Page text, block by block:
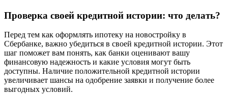
Проверка своей кредитной истории: что делать?
Перед тем как оформлять ипотеку на новостройку в
Сбербанке, важно убедиться в своей кредитной истории. Этот
шаг поможет вам понять, как банки оценивают вашу
финансовую надежность и какие условия могут быть
доступны. Наличие положительной кредитной истории
увеличивает шансы на одобрение заявки и получение более
выгодных условий.